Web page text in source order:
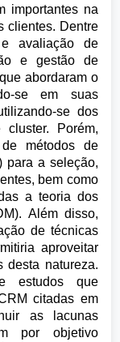
importantes na
clientes. Dentre
avaliação de
e gestão de
abordaram o
se em suas
se dos
Porém,
métodos de
para a seleção,
bem como
a teoria dos
Além disso,
de técnicas
aproveitar
desta natureza.
estudos que
citadas em
as lacunas
por objetivo